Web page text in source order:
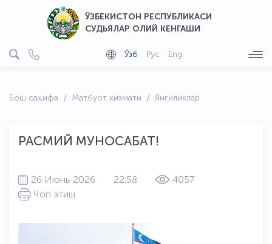
ЎЗБЕКИСТОН РЕСПУБЛИКАСИ
СУДЬЯЛАР ОЛИЙ КЕНГАШИ
Ўзб Рус Eng
Бош саҳифа Матбуот хизмати Янгиликлар
РАСМИЙ МУНОСАБАТ!
26 Июнь 2026 22:58
4057
Чоп этиш